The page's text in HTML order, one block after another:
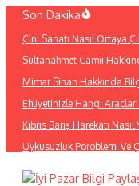
İçeriğe
Son Dakika
Çini Sanatı Nasıl Ortaya
Sultanahmet Camii
Mimar Sinan Hakkında
Ehliyetinizle Hangi
Kıbrıs Barış Harekatı Nasıl
Uykusuzluk Poroblemi Ve